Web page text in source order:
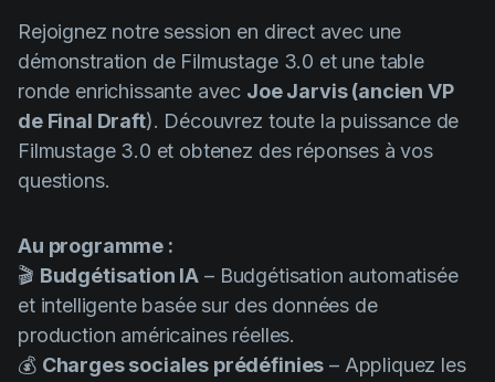
Scheduling
Screenwriting
Script breakdown
Script coverage
Storyboards
Templates
VFX
Vertical Drama
Rejoignez notre session en direct avec une
démonstration de Filmustage 3.0 et une table
ronde enrichissante avec Joe Jarvis (ancien VP
de Final Draft). Découvrez toute la puissance de
Filmustage 3.0 et obtenez des réponses à vos
questions.
Au programme :
🎬 Budgétisation IA – Budgétisation automatisée
et intelligente basée sur des données de
production américaines réelles.
💰 Charges sociales prédéfinies – Appliquez les